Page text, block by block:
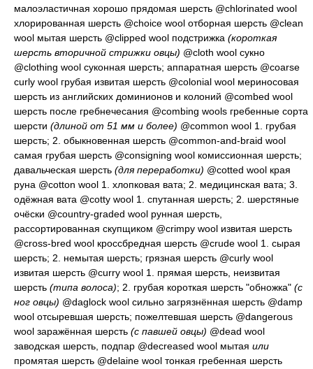
малоэластичная хорошо прядомая шерсть @chlorinated wool
хлорированная шерсть @choice wool отборная шерсть @clean
wool мытая шерсть @clipped wool подстрижка (короткая
шерсть вторичной стрижки овцы) @cloth wool сукно
@clothing wool суконная шерсть; аппаратная шерсть @coarse
curly wool грубая извитая шерсть @colonial wool мериносовая
шерсть из английских доминионов и колоний @combed wool
шерсть после гребнечесания @combing wools гребенные сорта
шерсти (длиной от 51 мм и более) @common wool 1. грубая
шерсть; 2. обыкновенная шерсть @common-and-braid wool
самая грубая шерсть @consigning wool комиссионная шерсть;
давальческая шерсть (для переработки) @cotted wool края
руна @cotton wool 1. хлопковая вата; 2. медицинская вата; 3.
одёжная вата @cotty wool 1. спутанная шерсть; 2. шерстяные
очёски @country-graded wool рунная шерсть,
рассортированная скупщиком @crimpy wool извитая шерсть
@cross-bred wool кроссбредная шерсть @crude wool 1. сырая
шерсть; 2. немытая шерсть; грязная шерсть @curly wool
извитая шерсть @curry wool 1. прямая шерсть, неизвитая
шерсть (типа волоса); 2. грубая короткая шерсть "обножка" (с
ног овцы) @daglock wool сильно загрязнённая шерсть @damp
wool отсыревшая шерсть; пожелтевшая шерсть @dangerous
wool заражённая шерсть (с павшей овцы) @dead wool
заводская шерсть, подпар @decreased wool мытая или
промятая шерсть @delaine wool тонкая гребенная шерсть